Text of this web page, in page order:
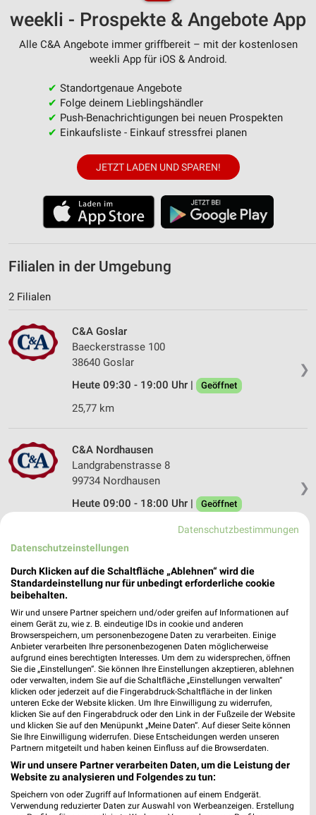
weekli - Prospekte & Angebote App
Alle C&A Angebote immer griffbereit – mit der kostenlosen
weekli App für iOS & Android.
✔ Standortgenaue Angebote
✔ Folge deinem Lieblingshändler
✔ Push-Benachrichtigungen bei neuen Prospekten
✔ Einkaufsliste - Einkauf stressfrei planen
JETZT LADEN UND SPAREN!
Filialen in der Umgebung
2 Filialen
❯
C&A Goslar
Baeckerstrasse 100
38640 Goslar
Heute 09:30 - 19:00 Uhr |
Geöffnet
25,77 km
❯
C&A Nordhausen
Landgrabenstrasse 8
99734 Nordhausen
Heute 09:00 - 18:00 Uhr |
Geöffnet
Adresse, Öffnungszeiten und Entfernung für
Datenschutzbestimmungen
Datenschutzeinstellungen
Durch Klicken auf die Schaltfläche „Ablehnen“ wird die
Standardeinstellung nur für unbedingt erforderliche cookie
beibehalten.
Wir und unsere Partner speichern und/oder greifen auf Informationen auf
einem Gerät zu, wie z. B. eindeutige IDs in cookie und anderen
Browserspeichern, um personenbezogene Daten zu verarbeiten. Einige
Anbieter verarbeiten Ihre personenbezogenen Daten möglicherweise
aufgrund eines berechtigten Interesses. Um dem zu widersprechen, öffnen
Sie die „Einstellungen“. Sie können Ihre Einstellungen akzeptieren, ablehnen
oder verwalten, indem Sie auf die Schaltfläche „Einstellungen verwalten“
klicken oder jederzeit auf die Fingerabdruck-Schaltfläche in der linken
unteren Ecke der Website klicken. Um Ihre Einwilligung zu widerrufen,
klicken Sie auf den Fingerabdruck oder den Link in der Fußzeile der Website
und klicken Sie auf den Menüpunkt „Meine Daten“. Auf dieser Seite können
Sie Ihre Einwilligung widerrufen. Diese Entscheidungen werden unseren
Partnern mitgeteilt und haben keinen Einfluss auf die Browserdaten.
Wir und unsere Partner verarbeiten Daten, um die Leistung der
Website zu analysieren und Folgendes zu tun:
Speichern von oder Zugriff auf Informationen auf einem Endgerät.
Verwendung reduzierter Daten zur Auswahl von Werbeanzeigen. Erstellung